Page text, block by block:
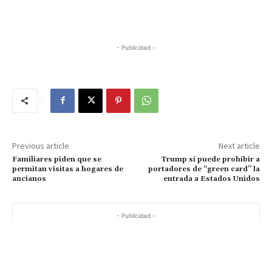
- Publicidad -
Previous article
Familiares piden que se
permitan visitas a hogares de
ancianos
Next article
Trump sí puede prohibir a
portadores de “green card” la
entrada a Estados Unidos
- Publicidad -